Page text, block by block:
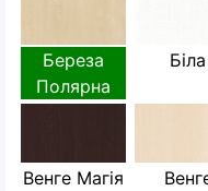
Береза
Полярна
Біла
Венге Магія